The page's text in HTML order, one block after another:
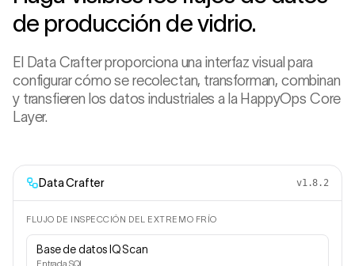
de producción de vidrio.
El Data Crafter proporciona una interfaz visual para
configurar cómo se recolectan, transforman, combinan
y transfieren los datos industriales a la HappyOps Core
Layer.
Data Crafter v1.8.2
FLUJO DE INSPECCIÓN DEL EXTREMO FRÍO
Base de datos IQ Scan
Entrada SQL